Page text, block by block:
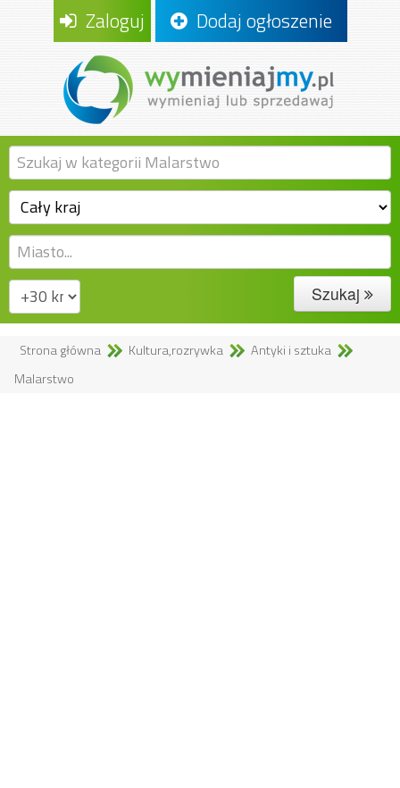
Zaloguj Dodaj ogłoszenie
Szukaj
Strona główna Kultura,rozrywka
Antyki i sztuka
Malarstwo